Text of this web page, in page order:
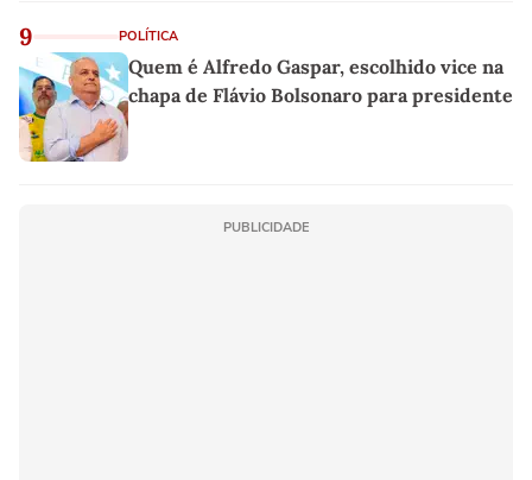
9 POLÍTICA
Quem é Alfredo Gaspar, escolhido vice na
chapa de Flávio Bolsonaro para presidente
PUBLICIDADE